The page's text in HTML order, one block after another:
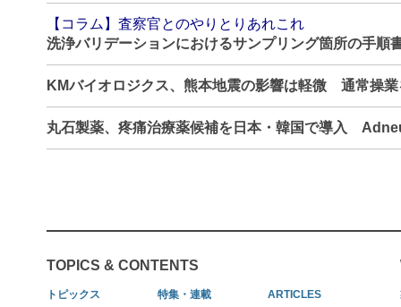
【コラム】査察官とのやりとりあれこれ
洗浄バリデーションにおけるサンプリング箇所の手順
KMバイオロジクス、熊本地震の影響は軽微 通常操
丸石製薬、疼痛治療薬候補を日本・韓国で導入
TOPICS & CONTENTS
トピックス 特集・連載 ARTICLES